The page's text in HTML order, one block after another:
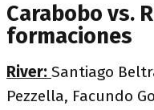
Carabobo vs.
formaciones
River: Santiago
Pezzella, Facundo